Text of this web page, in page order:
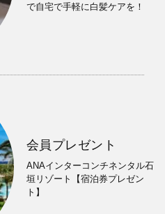
で自宅で手軽に白髪ケアを！
会員プレゼント
ANAインターコンチネンタル石
垣リゾート【宿泊券プレゼン
ト】